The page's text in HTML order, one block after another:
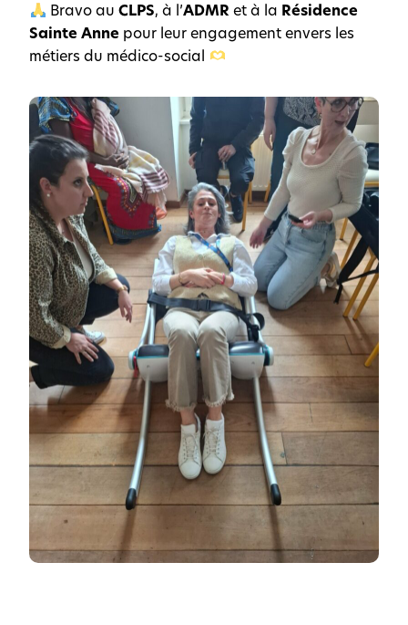
Bravo au CLPS, à l’ADMR et à la Résidence
Sainte Anne pour leur engagement envers les
métiers du médico-social